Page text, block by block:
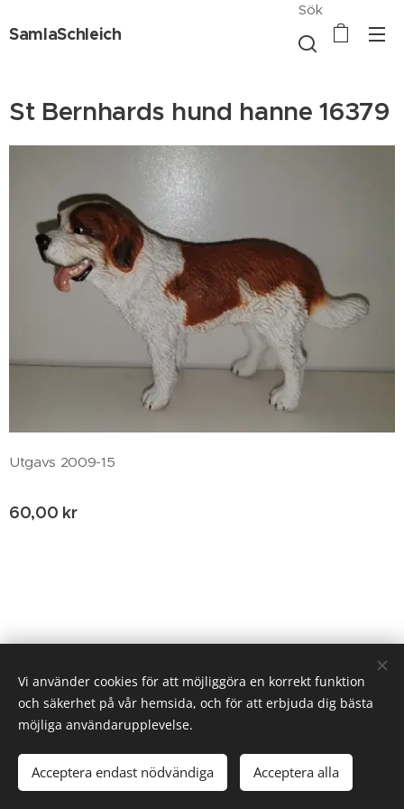
SamlaSchleich
Sök
St Bernhards hund hanne 16379
Utgavs 2009-15
60,00 kr
Lägg i kundvagnen
© 2020 Birgitta Helm, Broestorp 1175, 289 93 Broby
Cookies
Vi använder cookies för att möjliggöra en korrekt funktion
och säkerhet på vår hemsida, och för att erbjuda dig bästa
möjliga användarupplevelse.
Acceptera endast nödvändiga Acceptera alla